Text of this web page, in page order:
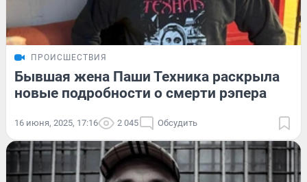
ПРОИСШЕСТВИЯ
Бывшая жена Паши Техника раскрыла
новые подробности о смерти рэпера
16 июня, 2025, 17:16 2 045 Обсудить